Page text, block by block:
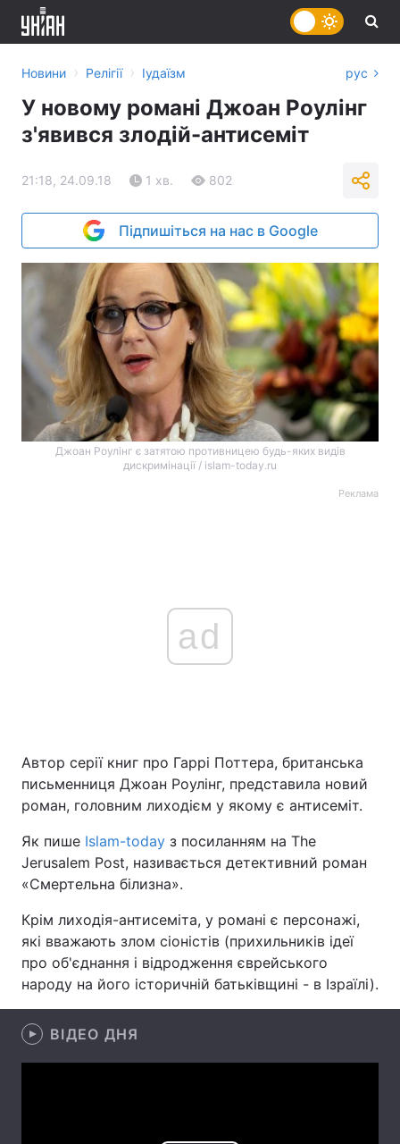
Головна
Україна Політика
Економіка
Спорт Наука
Техно і зв'язок
Новини › Релігії › Іудаїзм рус
У новому романі Джоан Роулінг
з'явився злодій-антисеміт
21:18, 24.09.18 1 хв. 802
Підпишіться на нас в Google
Джоан Роулінг є затятою противницею будь-яких видів
дискримінації / islam-today.ru
Реклама
ad
Автор серії книг про Гаррі Поттера, британська
письменниця Джоан Роулінг, представила новий
роман, головним лиходієм у якому є антисеміт.
Як пише Islam-today з посиланням на The
Jerusalem Post, називається детективний роман
«Смертельна білизна».
Крім лиходія-антисеміта, у романі є персонажі,
які вважають злом сіоністів (прихильників ідеї
про об'єднання і відродження єврейського
народу на його історичній батьківщині - в Ізраїлі).
ВІДЕО ДНЯ